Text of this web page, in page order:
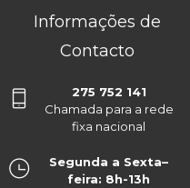
Informações de
Contacto
275 752 141
Chamada para a rede
fixa nacional
Segunda a Sexta–
feira: 8h-13h